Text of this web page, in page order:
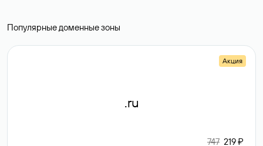
Популярные доменные зоны
Акция
.ru
747 219 ₽